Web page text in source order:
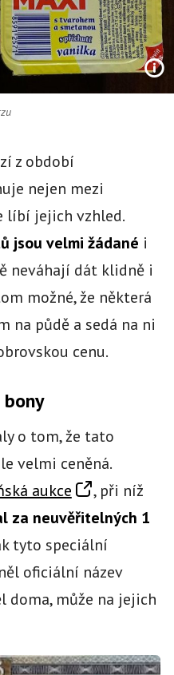
z období
nejen mezi
líbí jejich vzhled.
jsou velmi žádané i
neváhají dát klidně i
možné, že některá
na půdě a sedá na ni
cenu.
o tom, že tato
velmi ceněná.
aukce
, při níž
za neuvěřitelných 1
tyto speciální
oficiální název
doma, může na jejich